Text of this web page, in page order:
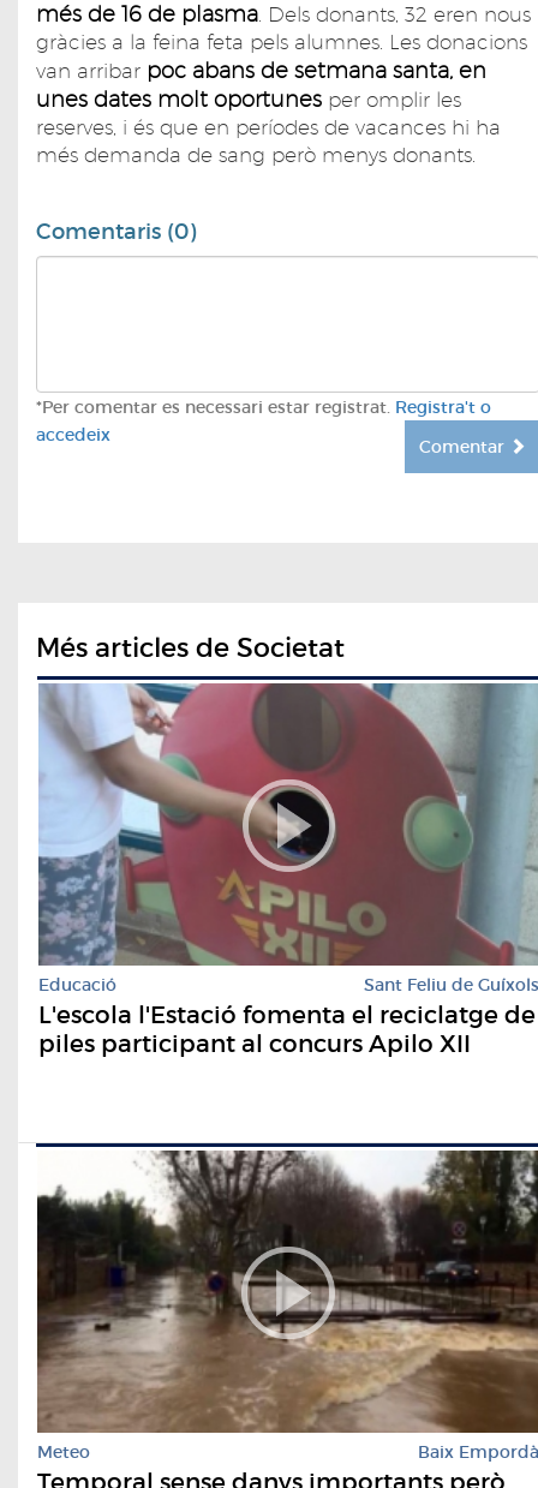
més de 16 de plasma. Dels donants, 32 eren nous
gràcies a la feina feta pels alumnes. Les donacions
van arribar poc abans de setmana santa, en
unes dates molt oportunes per omplir les
reserves, i és que en períodes de vacances hi ha
més demanda de sang però menys donants.
Comentaris (0)
*Per comentar es necessari estar registrat. Registra't o
accedeix
Comentar
Més articles de Societat
Educació Sant Feliu de Guíxols
L'escola l'Estació fomenta el reciclatge de
piles participant al concurs Apilo XII
Meteo Baix Empordà
Temporal sense danys importants però